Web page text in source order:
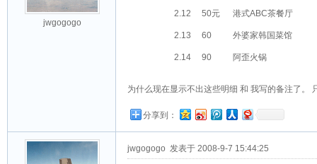
jwgogogo
2.12 50元 港式ABC茶餐厅
2.13 60 外婆家韩国菜馆
2.14 90 阿歪火锅
为什么现在显示不出这些明细 和 我写的备注了。
分享到：
jwgogogo 发表于 2008-9-7 15:44:25